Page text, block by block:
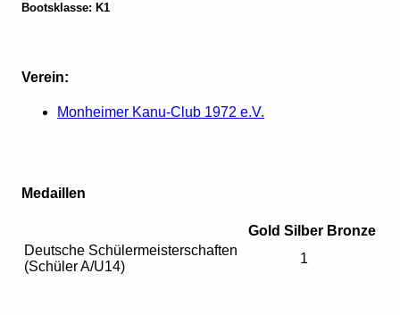
Bootsklasse: K1
Verein:
Monheimer Kanu-Club 1972 e.V.
Medaillen
Gold Silber Bronze
Deutsche Schülermeisterschaften
(Schüler A/U14)
1